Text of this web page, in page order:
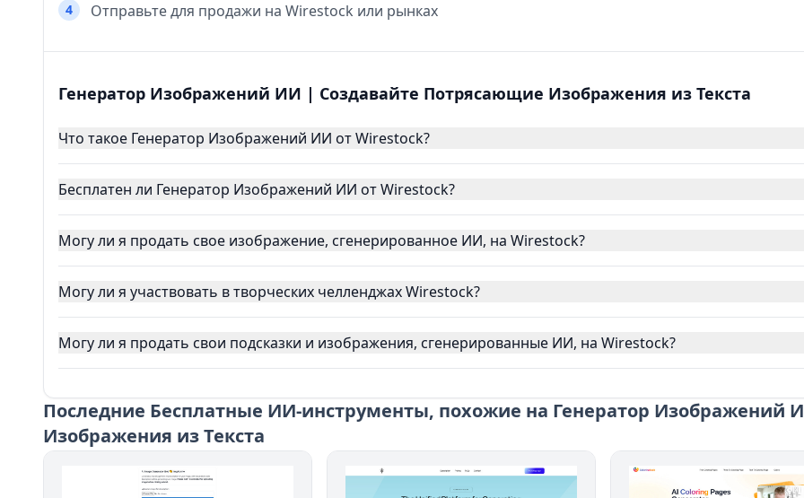
4 Отправьте для продажи на Wirestock или рынках
Генератор Изображений ИИ | Создавайте Потрясающие Изображения из Текста
Что такое Генератор Изображений ИИ от Wirestock?
Бесплатен ли Генератор Изображений ИИ от Wirestock?
Могу ли я продать свое изображение, сгенерированное ИИ, на Wirestock?
Могу ли я участвовать в творческих челленджах Wirestock?
Могу ли я продать свои подсказки и изображения, сгенерированные ИИ, на Wirestock?
Последние Бесплатные ИИ-инструменты, похожие на Генератор Изображений
Изображения из Текста